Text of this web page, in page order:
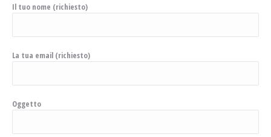
Il tuo nome (richiesto)
La tua email (richiesto)
Oggetto